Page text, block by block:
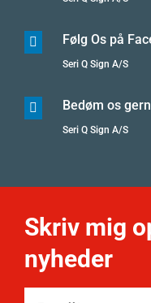
 Følg Os på
Seri Q Sign A/S
 Bedøm os
Seri Q Sign A/S
Skriv mig
nyheder